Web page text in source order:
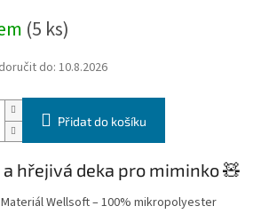
(5 ks)
do: 10.8.2026
Přidat do košíku
a hřejivá deka pro miminko 🧸
Wellsoft – 100% mikropolyester